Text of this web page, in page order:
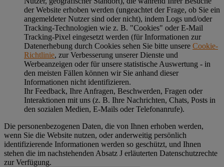
der Website erhoben werden (ungeachtet der Frage, ob Sie ein
angemeldeter Nutzer sind oder nicht), indem Logs und/oder
Tracking-Technologien wie z. B. "Cookies" oder E-Mail
Tracking-Pixel eingesetzt werden (für Informationen zur
Datenerhebung durch Cookies sehen Sie bitte unsere Cookie-
Richtlinie, zur Verbesserung unserer Dienste und
Werbeanzeigen oder für unsere statistische Auswertung - in
den meisten Fällen können wir Sie anhand dieser
Informationen nicht identifizieren.
Ihr Feedback, Ihre Anfragen, Beschwerden, Fragen oder
Interaktionen mit uns (z. B. Ihre Nachrichten, Chats, Posts in
den sozialen Medien, E-Mails oder Telefonanrufe).
Die personenbezogenen Daten, die von Ihnen erhoben werden,
wenn Sie die Website nutzen, oder anderweitig persönlich
identifizierende Informationen werden so geschützt, und Ihnen
stehen die im nachstehenden Absatz J erläuterten Datenschutzrechte
zur Verfügung.